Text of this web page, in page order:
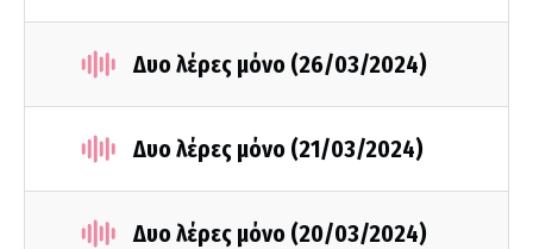
Δυο λέρες μόνο (26/03/2024)
Δυο λέρες μόνο (21/03/2024)
Δυο λέρες μόνο (20/03/2024)